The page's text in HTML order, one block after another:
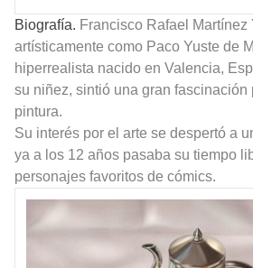
Biografía. Francisco Rafael Martínez
artísticamente como Paco Yuste de
hiperrealista nacido en Valencia,
su niñez, sintió una gran fascinación
pintura.
Su interés por el arte se despertó a
ya a los 12 años pasaba su tiempo
personajes favoritos de cómics.